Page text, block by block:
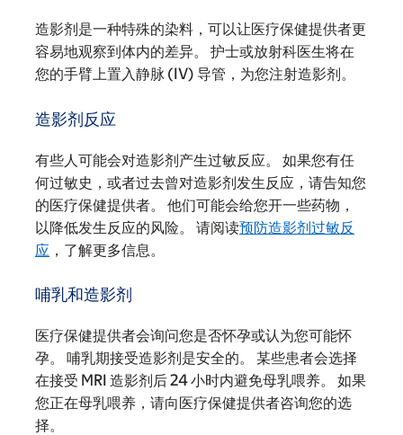
造影剂是一种特殊的染料，可以让医疗保健提供者更
容易地观察到体内的差异。 护士或放射科医生将在
您的手臂上置入静脉 (IV) 导管，为您注射造影剂。
造影剂反应
有些人可能会对造影剂产生过敏反应。 如果您有任
何过敏史，或者过去曾对造影剂发生反应，请告知您
的医疗保健提供者。 他们可能会给您开一些药物，
以降低发生反应的风险。 请阅读预防造影剂过敏反
应 ，了解更多信息。
哺乳和造影剂
医疗保健提供者会询问您是否怀孕或认为您可能怀
孕。 哺乳期接受造影剂是安全的。 某些患者会选择
在接受 MRI 造影剂后 24 小时内避免母乳喂养。 如果
您正在母乳喂养，请向医疗保健提供者咨询您的选
择。